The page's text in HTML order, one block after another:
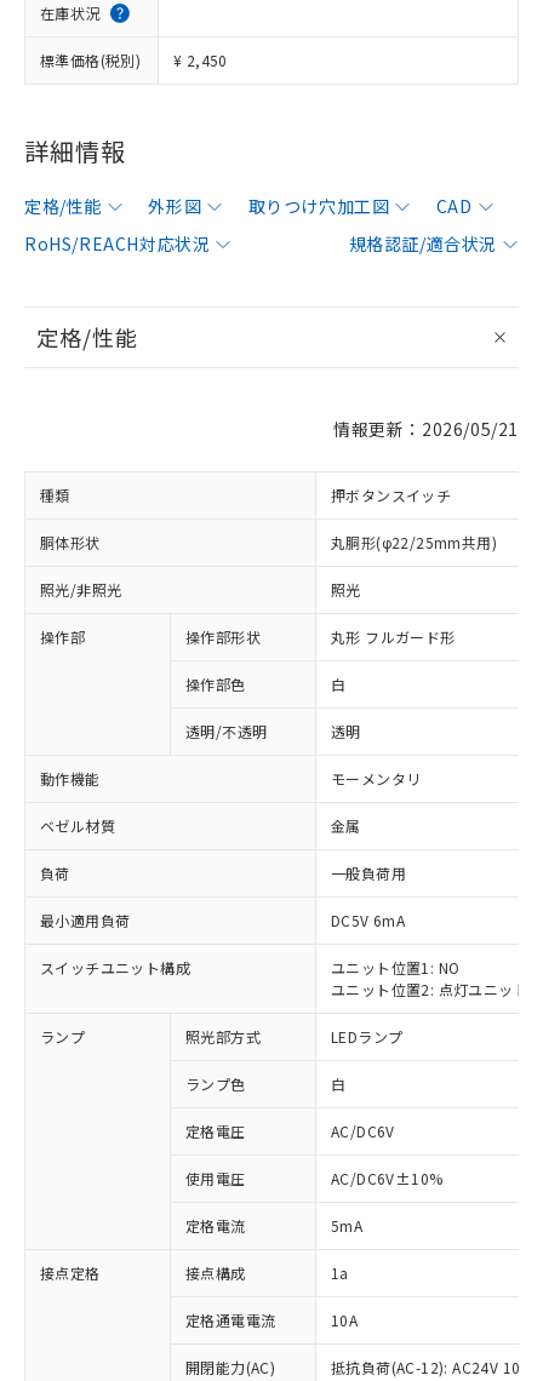
在庫状況
標準価格(税別) ¥ 2,450
詳細情報
定格/性能 外形図 取りつけ穴加工図
CAD
RoHS/REACH対応状況
規格認証/適合状況
定格/性能
情報更新：2026/05/21
種類 押ボタンスイッチ
胴体形状 丸胴形(φ22/25mm共用)
照光/非照光 照光
操作部 操作部形状 丸形 フルガード形
操作部色 白
透明/不透明 透明
動作機能 モーメンタリ
ベゼル材質 金属
負荷 一般負荷用
最小適用負荷 DC5V 6mA
スイッチユニット構成
ユニット位置1: NO
ユニット位置2: 点灯ユニット
ランプ 照光部方式 LEDランプ
ランプ色 白
定格電圧 AC/DC6V
使用電圧 AC/DC6V±10%
定格電流 5mA
接点定格 接点構成 1a
定格通電電流 10A
開閉能力(AC)
抵抗負荷(AC-12): AC24V 10A/
ご利用条件
以下の条件をお読みいただき、同意のうえ
ご利用ください。
本サービスは、当社制御機器事業取扱
商品の当社在庫状況および標準価格
(税抜)を提供させていただくもので
当社制御機器事業取扱商品の中には、
※1 対応状況
対応済み：EU RoHS指令（10物質）の
非含有に対応した製品が提供可能な商品で
対応予定：EU RoHS指令（10物質）の非含
有に対応した製品に切り替える予定のある
対応予定なし：EU RoHS指令（10物質）の
非含有に非対応の商品で、対応品を出す予
定はありません。
調査・確認中：EU RoHS指令（10物質）の
非含有の対応状況を調査中または確認中の
非該当品：ライセンス料など無形物で、有
害物質有無と関係のない商品です。
※1 中国RoHS○×表
「○」：最大均質材料含有率が中国RoHSの
基準値以下であることを示します。